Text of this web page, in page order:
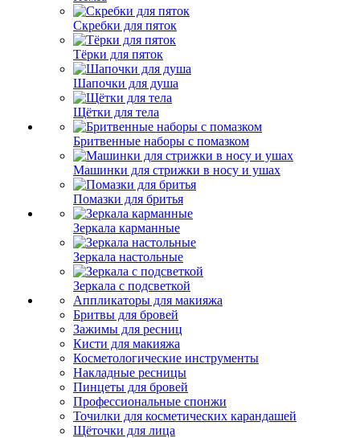
Скребки для пяток
Тёрки для пяток
Шапочки для душа
Щётки для тела
Бритвенные наборы с помазком
Машинки для стрижки в носу и ушах
Помазки для бритья
Зеркала карманные
Зеркала настольные
Зеркала с подсветкой
Аппликаторы для макияжа
Бритвы для бровей
Зажимы для ресниц
Кисти для макияжа
Косметологические инструменты
Накладные ресницы
Пинцеты для бровей
Профессиональные спонжи
Точилки для косметических карандашей
Щёточки для лица